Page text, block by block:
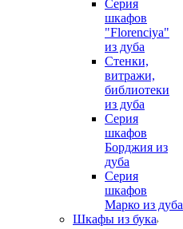
Серия
шкафов
"Florenciya"
из дуба
Стенки,
витражи,
библиотеки
из дуба
Серия
шкафов
Борджия из
дуба
Серия
шкафов
Марко из дуба
Шкафы из бука